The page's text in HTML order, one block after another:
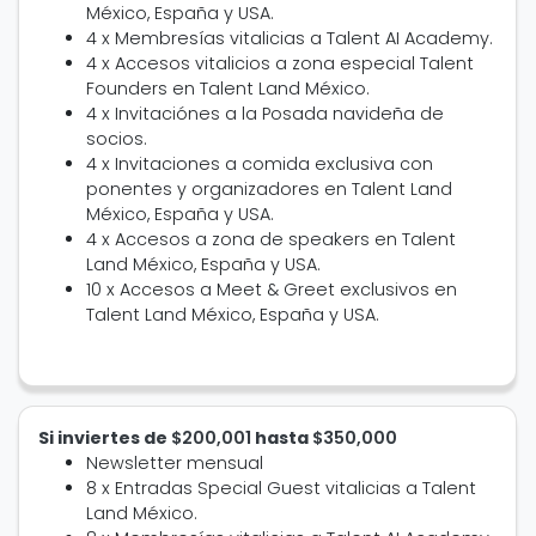
México, España y USA.
4 x Membresías vitalicias a Talent AI Academy.
4 x Accesos vitalicios a zona especial Talent
Founders en Talent Land México.
4 x Invitaciónes a la Posada navideña de
socios.
4 x Invitaciones a comida exclusiva con
ponentes y organizadores en Talent Land
México, España y USA.
4 x Accesos a zona de speakers en Talent
Land México, España y USA.
10 x Accesos a Meet & Greet exclusivos en
Talent Land México, España y USA.
Si inviertes de $200,001 hasta $350,000
Newsletter mensual
8 x Entradas Special Guest vitalicias a Talent
Land México.